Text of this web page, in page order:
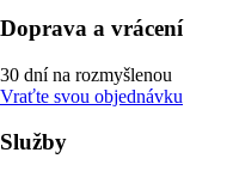
Doprava a vrácení
30 dní na rozmyšlenou
Vraťte svou objednávku
Služby